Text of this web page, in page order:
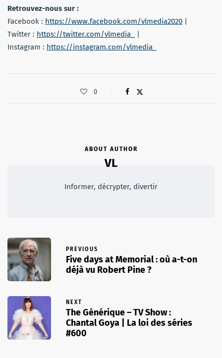
Retrouvez-nous sur :
Facebook : https://www.facebook.com/vlmedia2020 |
Twitter : https://twitter.com/vlmedia_
|
Instagram : https://instagram.com/vlmedia_
0
ABOUT AUTHOR
VL
Informer, décrypter, divertir
PREVIOUS
Five days at Memorial : où a-t-on
déjà vu Robert Pine ?
NEXT
The Générique – TV Show :
Chantal Goya | La loi des séries
#600